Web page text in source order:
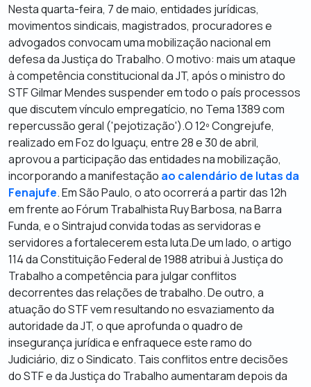
Nesta quarta-feira, 7 de maio, entidades jurídicas,
movimentos sindicais, magistrados, procuradores e
advogados convocam uma mobilização nacional em
defesa da Justiça do Trabalho. O motivo: mais um ataque
à competência constitucional da JT, após o ministro do
STF Gilmar Mendes suspender em todo o país processos
que discutem vínculo empregatício, no Tema 1389 com
repercussão geral ('pejotização').O 12º Congrejufe,
realizado em Foz do Iguaçu, entre 28 e 30 de abril,
aprovou a participação das entidades na mobilização,
incorporando a manifestação ao calendário de lutas da
Fenajufe. Em São Paulo, o ato ocorrerá a partir das 12h
em frente ao Fórum Trabalhista Ruy Barbosa, na Barra
Funda, e o Sintrajud convida todas as servidoras e
servidores a fortalecerem esta luta.De um lado, o artigo
114 da Constituição Federal de 1988 atribui à Justiça do
Trabalho a competência para julgar conflitos
decorrentes das relações de trabalho. De outro, a
atuação do STF vem resultando no esvaziamento da
autoridade da JT, o que aprofunda o quadro de
insegurança jurídica e enfraquece este ramo do
Judiciário, diz o Sindicato. Tais conflitos entre decisões
do STF e da Justiça do Trabalho aumentaram depois da